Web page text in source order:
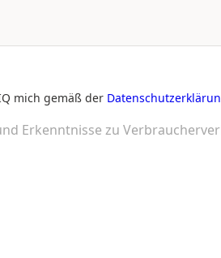
mich gemäß der
Erkenntnisse zu